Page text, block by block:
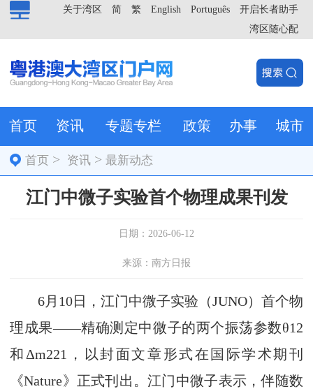
开启长者助手
Português
English
繁
简
关于湾区
湾区随心配
首页 资讯 专题专栏 政策 办事 城市
首页 > 资讯 >最新动态
江门中微子实验首个物理成果刊发
日期：2026-06-12
来源：南方日报
6月10日，江门中微子实验（JUNO）首个物
理成果——精确测定中微子的两个振荡参数θ12
和Δm221，以封面文章形式在国际学术期刊
《Nature》正式刊出。江门中微子表示，伴随数